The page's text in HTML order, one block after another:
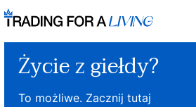
Życie z giełdy?
To możliwe. Zacznij tutaj